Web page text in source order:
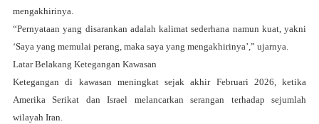
mengakhirinya.
“Pernyataan yang disarankan adalah kalimat sederhana namun kuat, yakni
‘Saya yang memulai perang, maka saya yang mengakhirinya’,” ujarnya.
Latar Belakang Ketegangan Kawasan
Ketegangan di kawasan meningkat sejak akhir Februari 2026, ketika
Amerika Serikat dan Israel melancarkan serangan terhadap sejumlah
wilayah Iran.